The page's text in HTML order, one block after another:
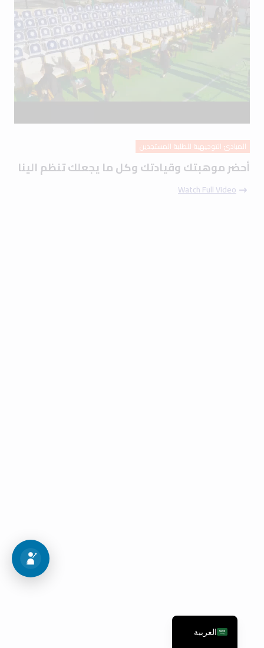
المبادئ التوجيهية للطلبة المستجدين
أحضر موهبتك وقيادتك وكل ما يجعلك تنظم الينا
Watch Full Video
اجراءات القبولالعربية